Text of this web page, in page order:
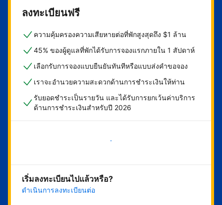
ลงทะเบียนฟรี
ความคุ้มครองความเสียหายต่อที่พักสูงสุดถึง $1 ล้าน
45% ของผู้ดูแลที่พักได้รับการจองแรกภายใน 1 สัปดาห์
เลือกรับการจองแบบยืนยันทันทีหรือแบบส่งคำขอจอง
เราจะอำนวยความสะดวกด้านการชำระเงินให้ท่าน
รับยอดชำระเป็นรายวัน และได้รับการยกเว้นค่าบริการ
ด้านการชำระเงินสำหรับปี 2026
เริ่มดำเนินการเลย
เริ่มลงทะเบียนไปแล้วหรือ?
ดำเนินการลงทะเบียนต่อ